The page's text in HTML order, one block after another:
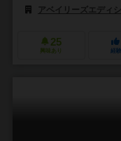
アベイリーズエディ
25
興味あり 経験